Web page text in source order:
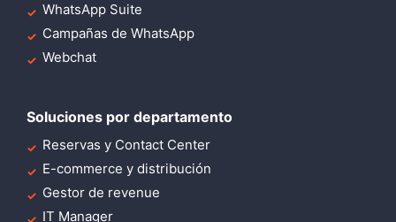
WhatsApp Suite
Campañas de WhatsApp
Webchat
Soluciones por departamento
Reservas y Contact Center
E-commerce y distribución
Gestor de revenue
IT Manager